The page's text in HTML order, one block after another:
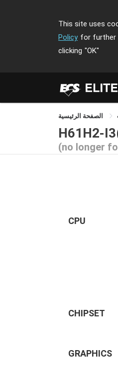
This site uses
Policy for further
clicking "OK"
H61H2-
(no longer
CPU
CHIPSET
GRAPHICS